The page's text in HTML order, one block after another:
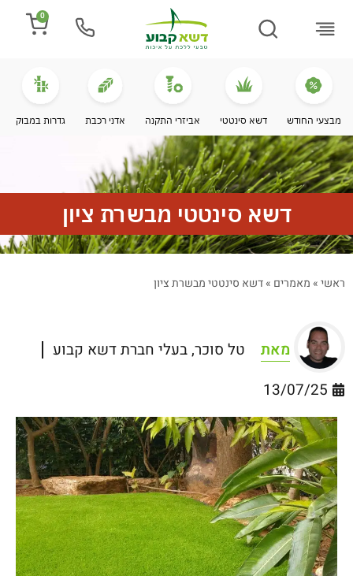
0
מבצעי החודש דשא סינטטי אביזרי התקנה אדני רכבת גדרות במבוק
דשא סינטטי מבשרת ציון
ראשי»מאמרים »דשא סינטטי מבשרת ציון
מאת
טל סוכר, בעלי חברת דשא קבוע
13/07/25